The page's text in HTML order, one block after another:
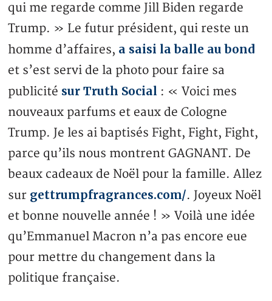
qui me regarde comme Jill Biden regarde
Trump. » Le futur président, qui reste un
homme d’affaires, a saisi la balle au bond
et s’est servi de la photo pour faire sa
publicité sur Truth Social : « Voici mes
nouveaux parfums et eaux de Cologne
Trump. Je les ai baptisés Fight, Fight, Fight,
parce qu’ils nous montrent GAGNANT. De
beaux cadeaux de Noël pour la famille. Allez
sur gettrumpfragrances.com/. Joyeux Noël
et bonne nouvelle année ! » Voilà une idée
qu’Emmanuel Macron n’a pas encore eue
pour mettre du changement dans la
politique française.